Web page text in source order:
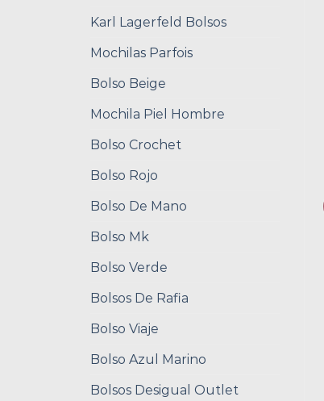
Karl Lagerfeld Bolsos
Mochilas Parfois
Bolso Beige
Mochila Piel Hombre
Bolso Crochet
Bolso Rojo
Bolso De Mano
Bolso Mk
Bolso Verde
Bolsos De Rafia
Bolso Viaje
Bolso Azul Marino
Bolsos Desigual Outlet